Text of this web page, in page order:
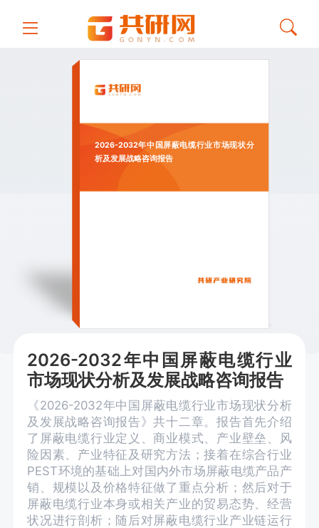
2026-2032年中国屏蔽电缆行业市场现状分
析及发展战略咨询报告
2026-2032年中国屏蔽电缆行业
市场现状分析及发展战略咨询报告
《2026-2032年中国屏蔽电缆行业市场现状分析
及发展战略咨询报告》共十二章。报告首先介绍
了屏蔽电缆行业定义、商业模式、产业壁垒、风
险因素、产业特征及研究方法；接着在综合行业
PEST环境的基础上对国内外市场屏蔽电缆产品产
销、规模以及价格特征做了重点分析；然后对于
屏蔽电缆行业本身或相关产业的贸易态势、经营
状况进行剖析；随后对屏蔽电缆行业产业链运行